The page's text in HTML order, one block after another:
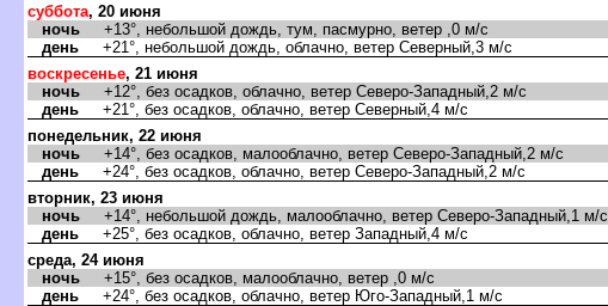
суббота, 20 июня
ночь +13°, небольшой дождь, тум, пасмурно, ветер ,0 м/с
день +21°, небольшой дождь, облачно, ветер Северный,3 м/с
оскресенье, 21 июня
ночь +12°, без осадков, облачно, ветер Северо-Западный,2 м/с
день +21°, без осадков, облачно, ветер Северный,4 м/с
понедельник, 22 июня
ночь +14°, без осадков, малооблачно, ветер Северо-Западный,2 м/с
день +24°, без осадков, облачно, ветер Северо-Западный,2 м/с
торник, 23 июня
ночь +14°, небольшой дождь, малооблачно, ветер Северо-Западный,1 м/с
день +25°, без осадков, облачно, ветер Западный,4 м/с
среда, 24 июня
ночь +15°, без осадков, малооблачно, ветер ,0 м/с
день +24°, без осадков, облачно, ветер Юго-Западный,1 м/с